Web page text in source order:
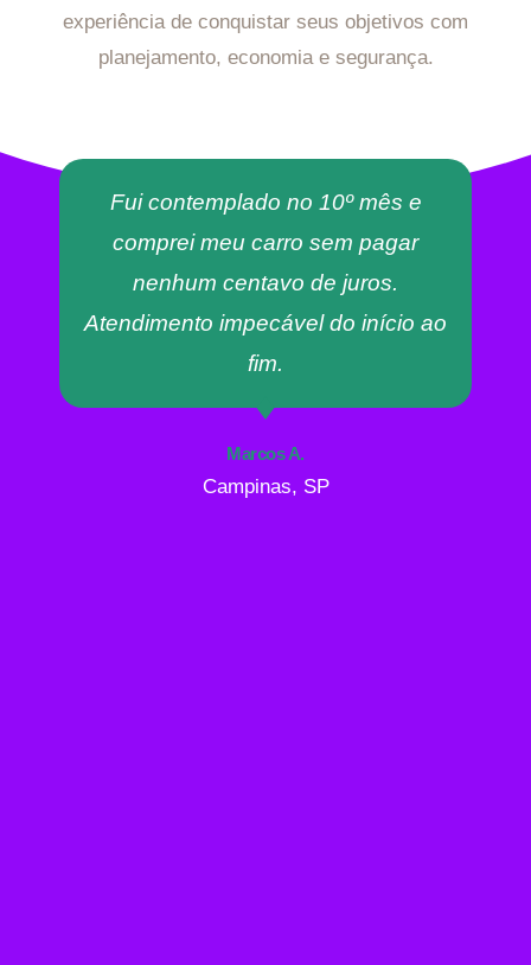
experiência de conquistar seus objetivos com
planejamento, economia e segurança.
Fui contemplado no 10º mês e
comprei meu carro sem pagar
nenhum centavo de juros.
Atendimento impecável do início ao
fim.
Marcos A.
Campinas, SP